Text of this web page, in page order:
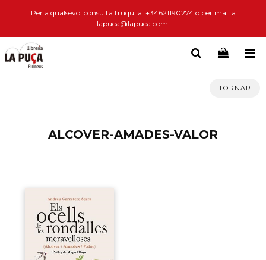
Per a qualsevol consulta truqui al +34621190274 o per mail a
lapuca@lapuca.com
TORNAR
ALCOVER-AMADES-VALOR